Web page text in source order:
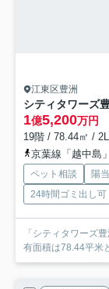
江東区豊洲
シティタワーズ
1億5,200万円
19階 / 78.44㎡ /
京葉線「越中島
ペット相談 陽
24時間ゴミ出し可
「シティタワーズ
有面積は78.44平米